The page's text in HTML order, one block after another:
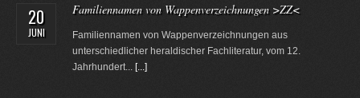
20
JUNI
Familiennamen von Wappenverzeichnungen >ZZ<
Familiennamen von Wappenverzeichnungen aus
unterschiedlicher heraldischer Fachliteratur, vom 12.
Jahrhundert... [...]